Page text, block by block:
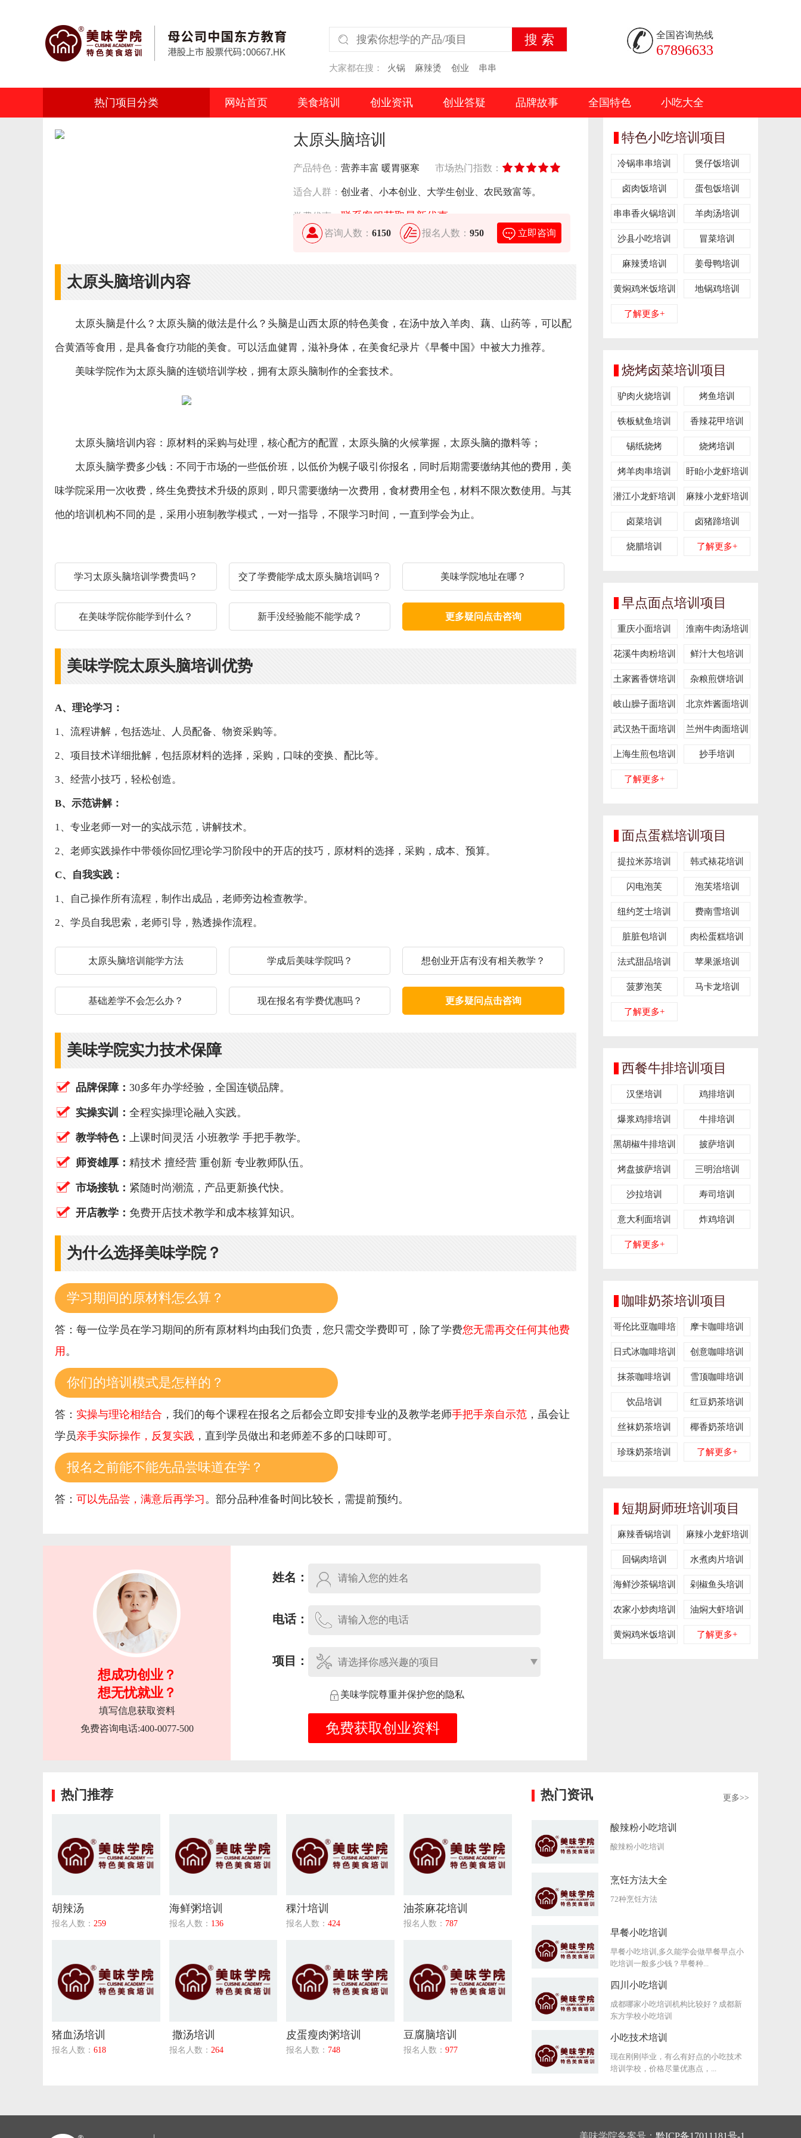
搜 索
大家都在搜： 火锅 麻辣烫 创业 串串
全国咨询热线
67896633
热门项目分类 网站首页 美食培训 创业资讯 创业答疑 品牌故事 全国特色 小吃大全
太原头脑培训
产品特色： 营养丰富 暖胃驱寒 市场热门指数：
适合人群： 创业者、小本创业、大学生创业、农民致富等。
学费优惠： 联系客服获取最新优惠
培训模式： 小班教学 手把手授课 配方赠送
咨询人数： 6150 报名人数： 950 立即咨询
太原头脑培训内容
太原头脑是什么？太原头脑的做法是什么 ？头脑是山西太原的特色美食，在汤中放入羊肉、藕、山药等，可以配
合黄酒等食用，是具备食疗功能的美食。可以活血健胃，滋补身体，在美食纪录片《早餐中国》中被大力推荐。
美味学院作为太原头脑的连锁培训学校，拥有太原头脑制作的全套技术。
太原头脑培训内容： 原材料的采购与处理，核心配方的配置，太原头脑的火候掌握，太原头脑的撒料等；
太原头脑学费多少钱： 不同于市场的一些低价班，以低价为幌子吸引你报名，同时后期需要缴纳其他的费用，美
味学院采用一次收费，终生免费技术升级的原则，即只需要缴纳一次费用，食材费用全包，材料不限次数使用。与其
他的培训机构不同的是，采用小班制教学模式，一对一指导，不限学习时间，一直到学会为止。
学习太原头脑培训学费贵吗？ 交了学费能学成太原头脑培训吗？ 美味学院地址在哪？
在美味学院你能学到什么？ 新手没经验能不能学成？ 更多疑问点击咨询
美味学院太原头脑培训优势
A、理论学习：
1、流程讲解，包括选址、人员配备、物资采购等。
2、项目技术详细批解，包括原材料的选择，采购，口味的变换、配比等。
3、经营小技巧，轻松创造。
B、示范讲解：
1、专业老师一对一的实战示范，讲解技术。
2、老师实践操作中带领你回忆理论学习阶段中的开店的技巧，原材料的选择，采购，成本、预算。
C、自我实践：
1、自己操作所有流程，制作出成品，老师旁边检查教学。
2、学员自我思索，老师引导，熟透操作流程。
太原头脑培训能学方法 学成后美味学院吗？ 想创业开店有没有相关教学？
基础差学不会怎么办？ 现在报名有学费优惠吗？ 更多疑问点击咨询
美味学院实力技术保障
品牌保障： 30多年办学经验，全国连锁品牌。
实操实训： 全程实操理论融入实践。
教学特色： 上课时间灵活 小班教学 手把手教学。
师资雄厚： 精技术 擅经营 重创新 专业教师队伍。
市场接轨： 紧随时尚潮流，产品更新换代快。
开店教学： 免费开店技术教学和成本核算知识。
为什么选择美味学院？
学习期间的原材料怎么算？
答：每一位学员在学习期间的所有原材料均由我们负责，您只需交学费即可，除了学费您无需再交任何其他费
用 。
你们的培训模式是怎样的？
答： 实操与理论相结合 ，我们的每个课程在报名之后都会立即安排专业的及教学老师手把手亲自示范 ，虽会让
学员亲手实际操作，反复实践 ，直到学员做出和老师差不多的口味即可。
报名之前能不能先品尝味道在学？
答： 可以先品尝，满意后再学习 。部分品种准备时间比较长，需提前预约。
想成功创业？
想无忧就业？
填写信息获取资料
免费咨询电话:400-0077-500
姓名：
电话：
项目：
美味学院尊重并保护您的隐私
特色小吃培训项目
冷锅串串培训 煲仔饭培训
卤肉饭培训 蛋包饭培训
串串香火锅培训 羊肉汤培训
沙县小吃培训 冒菜培训
麻辣烫培训 姜母鸭培训
黄焖鸡米饭培训 地锅鸡培训
了解更多+
烧烤卤菜培训项目
驴肉火烧培训 烤鱼培训
铁板鱿鱼培训 香辣花甲培训
锡纸烧烤 烧烤培训
烤羊肉串培训 盱眙小龙虾培训
潜江小龙虾培训 麻辣小龙虾培训
卤菜培训 卤猪蹄培训
烧腊培训 了解更多+
早点面点培训项目
重庆小面培训 淮南牛肉汤培训
花溪牛肉粉培训 鲜汁大包培训
土家酱香饼培训 杂粮煎饼培训
岐山臊子面培训 北京炸酱面培训
武汉热干面培训 兰州牛肉面培训
上海生煎包培训 抄手培训
了解更多+
面点蛋糕培训项目
提拉米苏培训 韩式裱花培训
闪电泡芙 泡芙塔培训
纽约芝士培训 费南雪培训
脏脏包培训 肉松蛋糕培训
法式甜品培训 苹果派培训
菠萝泡芙 马卡龙培训
了解更多+
西餐牛排培训项目
汉堡培训 鸡排培训
爆浆鸡排培训 牛排培训
黑胡椒牛排培训 披萨培训
烤盘披萨培训 三明治培训
沙拉培训 寿司培训
意大利面培训 炸鸡培训
了解更多+
咖啡奶茶培训项目
哥伦比亚咖啡培
摩卡咖啡培训
日式冰咖啡培训 创意咖啡培训
抹茶咖啡培训 雪顶咖啡培训
饮品培训 红豆奶茶培训
丝袜奶茶培训 椰香奶茶培训
珍珠奶茶培训 了解更多+
短期厨师班培训项目
麻辣香锅培训 麻辣小龙虾培训
回锅肉培训 水煮肉片培训
海鲜沙茶锅培训 剁椒鱼头培训
农家小炒肉培训 油焖大虾培训
黄焖鸡米饭培训 了解更多+
热门推荐
胡辣汤
报名人数： 259
海鲜粥培训
报名人数： 136
稞汁培训
报名人数：424
油茶麻花培训
报名人数： 787
猪血汤培训
报名人数： 618
撒汤培训
报名人数： 264
皮蛋瘦肉粥培训
报名人数： 748
豆腐脑培训
报名人数：977
热门资讯 更多>>
酸辣粉小吃培训
酸辣粉小吃培训
烹饪方法大全
72种烹饪方法
早餐小吃培训
早餐小吃培训,多久能学会做早餐早点小
吃培训一般多少钱？早餐种...
四川小吃培训
成都哪家小吃培训机构比较好？成都新
东方学校小吃培训
小吃技术培训
现在刚刚毕业，有么有好点的小吃技术
培训学校，价格尽量优惠点，...
美味学院备案号： 黔ICP备17011181号-1